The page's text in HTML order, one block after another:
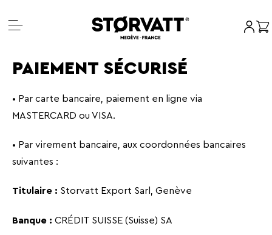
Mon
PAIEMENT SÉCURISÉ
• Par carte bancaire, paiement en ligne via
MASTERCARD ou VISA.
• Par virement bancaire, aux coordonnées bancaires
suivantes :
Titulaire : Storvatt Export Sarl, Genève
Banque : CRÉDIT SUISSE (Suisse) SA